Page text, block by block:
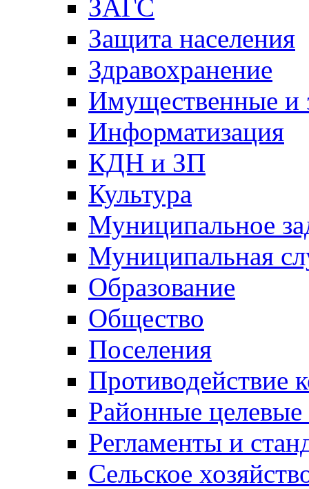
ЗАГС
Защита населения
Здравохранение
Имущественные и
Информатизация
КДН и ЗП
Культура
Муниципальное
Муниципальная
Образование
Общество
Поселения
Противодействие
Районные
Регламенты и
Сельское